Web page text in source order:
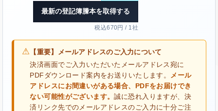
最新の登記簿謄本を取得する
税込670円 / 1社
⚠ 【重要】メールアドレスのご入力について
決済画面でご入力いただいたメールアドレス宛に
PDFダウンロード案内をお送りいたします。
メール
アドレスにお間違いがある場合、PDFをお届けでき
ない可能性がございます。誠に恐れ入りますが、決
済リンク先でのメールアドレスのご入力に十分ご注